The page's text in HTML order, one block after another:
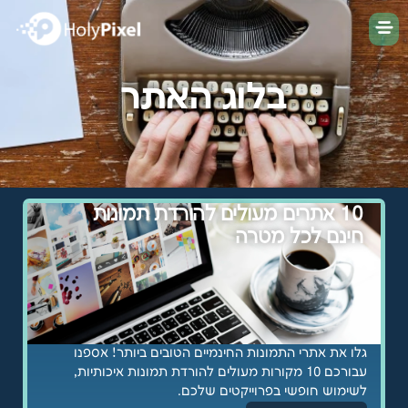
בלוג האתר
10 אתרים מעולים להורדת תמונות
חינם לכל מטרה
גלו את אתרי התמונות החינמיים הטובים ביותר! אספנו
עבורכם 10 מקורות מעולים להורדת תמונות איכותיות,
לשימוש חופשי בפרוייקטים שלכם.